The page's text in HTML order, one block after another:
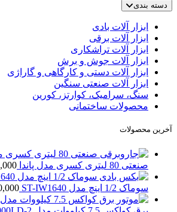
دسته بندی
ابزار آلات بادی
ابزار آلات برقی
ابزار آلات تراشکاری
ابزار آلات جوش و برش
ابزار آلات دستی و کارگاهی و گاراژی
ابزار آلات صنعتی سنگین
سنگ، سرامیک، کوارتز، کورین
محصولات ساختمانی
آخرین محصولات
صنعتی 80 لیتری کسری مدل پاندا
سوماک 1/2 اینچ مدل ST-IW1640